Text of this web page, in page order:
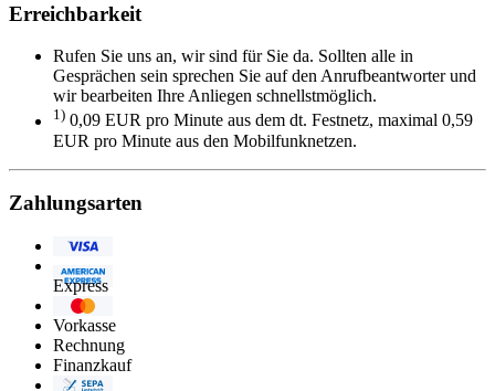
Erreichbarkeit
Rufen Sie uns an, wir sind für Sie da. Sollten alle in
Gesprächen sein sprechen Sie auf den Anrufbeantworter und
wir bearbeiten Ihre Anliegen schnellstmöglich.
1) 0,09 EUR pro Minute aus dem dt. Festnetz, maximal 0,59
EUR pro Minute aus den Mobilfunknetzen.
Zahlungsarten
Express
Vorkasse
Rechnung
Finanzkauf